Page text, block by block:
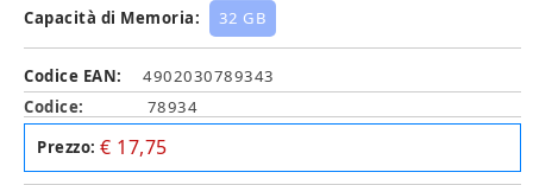
Capacità di Memoria: 32 GB
Codice EAN:
4902030789343
Codice:
78934
Prezzo: € 17,75